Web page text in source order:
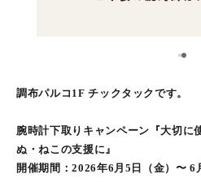
1
調布パルコ1F チックタックです。
腕時計下取りキャンペーン『大切に
ぬ・ねこの支援に』
開催期間：2026年6月5日（金）〜 6